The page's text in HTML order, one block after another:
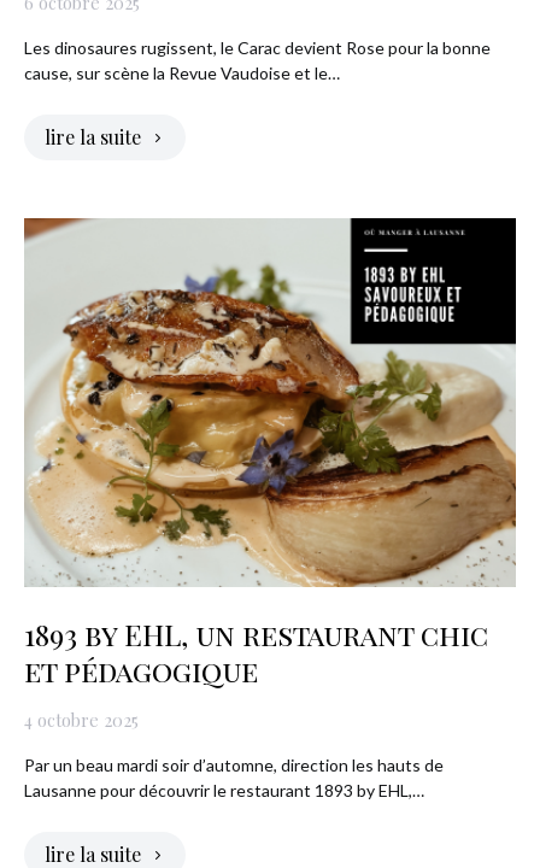
Les dinosaures rugissent, le Carac devient Rose pour la bonne
cause, sur scène la Revue Vaudoise et le…
lire la suite
1893 by EHL, un restaurant chic
et pédagogique
4 octobre 2025
Par un beau mardi soir d’automne, direction les hauts de
Lausanne pour découvrir le restaurant 1893 by EHL,…
lire la suite